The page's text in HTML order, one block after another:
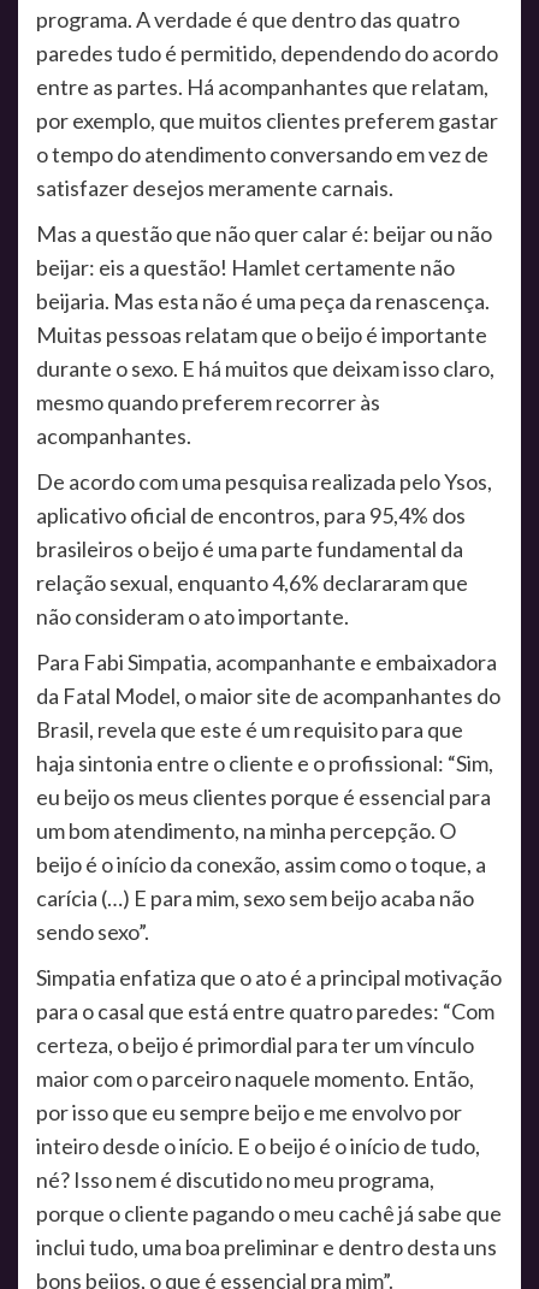
programa. A verdade é que dentro das quatro
paredes tudo é permitido, dependendo do acordo
entre as partes. Há acompanhantes que relatam,
por exemplo, que muitos clientes preferem gastar
o tempo do atendimento conversando em vez de
satisfazer desejos meramente carnais.
Mas a questão que não quer calar é: beijar ou não
beijar: eis a questão! Hamlet certamente não
beijaria. Mas esta não é uma peça da renascença.
Muitas pessoas relatam que o beijo é importante
durante o sexo. E há muitos que deixam isso claro,
mesmo quando preferem recorrer às
acompanhantes.
De acordo com uma pesquisa realizada pelo Ysos,
aplicativo oficial de encontros, para 95,4% dos
brasileiros o beijo é uma parte fundamental da
relação sexual, enquanto 4,6% declararam que
não consideram o ato importante.
Para Fabi Simpatia, acompanhante e embaixadora
da Fatal Model, o maior site de acompanhantes do
Brasil, revela que este é um requisito para que
haja sintonia entre o cliente e o profissional: “Sim,
eu beijo os meus clientes porque é essencial para
um bom atendimento, na minha percepção. O
beijo é o início da conexão, assim como o toque, a
carícia (…) E para mim, sexo sem beijo acaba não
sendo sexo”.
Simpatia enfatiza que o ato é a principal motivação
para o casal que está entre quatro paredes: “Com
certeza, o beijo é primordial para ter um vínculo
maior com o parceiro naquele momento. Então,
por isso que eu sempre beijo e me envolvo por
inteiro desde o início. E o beijo é o início de tudo,
né? Isso nem é discutido no meu programa,
porque o cliente pagando o meu cachê já sabe que
inclui tudo, uma boa preliminar e dentro desta uns
bons beijos, o que é essencial pra mim”.